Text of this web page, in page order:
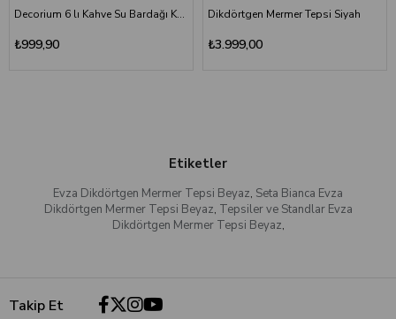
Decorium 6 lı Kahve Su Bardağı Keyif BB
₺999,90
Dikdörtgen Mermer Tepsi Siyah
₺3.999,00
Etiketler
Evza Dikdörtgen Mermer Tepsi Beyaz, Seta Bianca Evza
Dikdörtgen Mermer Tepsi Beyaz, Tepsiler ve Standlar Evza
Dikdörtgen Mermer Tepsi Beyaz,
Takip Et